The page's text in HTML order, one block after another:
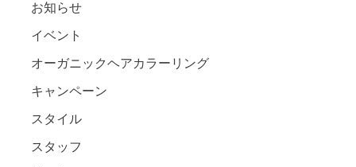
お知らせ
イベント
オーガニックヘアカラーリング
キャンペーン
スタイル
スタッフ